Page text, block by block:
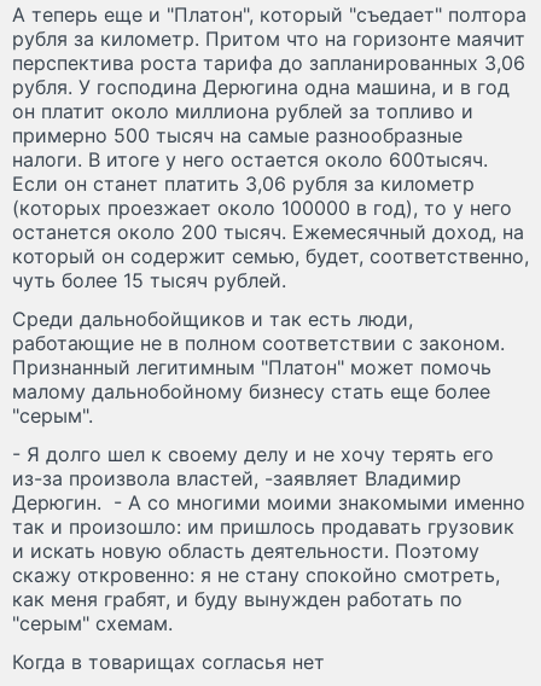
А теперь еще и "Платон", который "съедает" полтора
рубля за километр. Притом что на горизонте маячит
перспектива роста тарифа до запланированных 3,06
рубля. У господина Дерюгина одна машина, и в год
он платит около миллиона рублей за топливо и
примерно 500 тысяч на самые разнообразные
налоги. В итоге у него остается около 600тысяч.
Если он станет платить 3,06 рубля за километр
(которых проезжает около 100000 в год), то у него
останется около 200 тысяч. Ежемесячный доход, на
который он содержит семью, будет, соответственно,
чуть более 15 тысяч рублей.
Среди дальнобойщиков и так есть люди,
работающие не в полном соответствии с законом.
Признанный легитимным "Платон" может помочь
малому дальнобойному бизнесу стать еще более
"серым".
- Я долго шел к своему делу и не хочу терять его
из-за произвола властей, -заявляет Владимир
Дерюгин. - А со многими моими знакомыми именно
так и произошло: им пришлось продавать грузовик
и искать новую область деятельности. Поэтому
скажу откровенно: я не стану спокойно смотреть,
как меня грабят, и буду вынужден работать по
"серым" схемам.
Когда в товарищах согласья нет